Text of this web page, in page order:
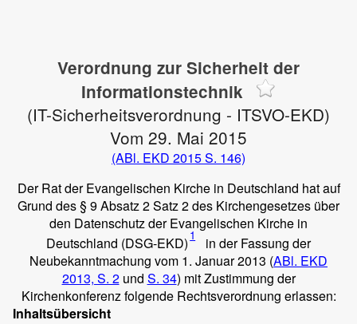
Verordnung zur Sicherheit der
Informationstechnik
(IT-Sicherheitsverordnung - ITSVO-EKD)
Vom 29. Mai 2015
(ABl. EKD 2015 S. 146)
Der Rat der Evangelischen Kirche in Deutschland hat auf
Grund des § 9 Absatz 2 Satz 2 des Kirchengesetzes über
den Datenschutz der Evangelischen Kirche in
Deutschland (DSG-EKD) 1
in der Fassung der
Neubekanntmachung vom 1. Januar 2013 (ABl. EKD
2013, S. 2und S. 34) mit Zustimmung der
Kirchenkonferenz folgende Rechtsverordnung erlassen:
Inhaltsübersicht